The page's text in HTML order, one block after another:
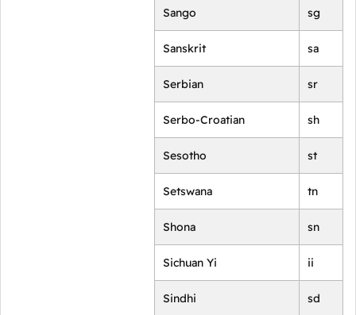
Sango sg
Sanskrit sa
Serbian sr
Serbo-Croatian sh
Sesotho st
Setswana tn
Shona sn
Sichuan Yi ii
Sindhi sd